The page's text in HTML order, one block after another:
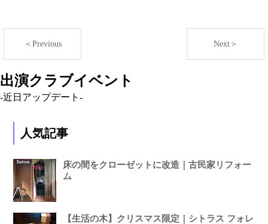
＜Previous Next＞
出演クラブイベント
-近日アップデート-
人気記事
床の間をクローゼットに改造｜古民家リフォー
ム
【生活の木】クリスマス限定｜シトラス フォレ